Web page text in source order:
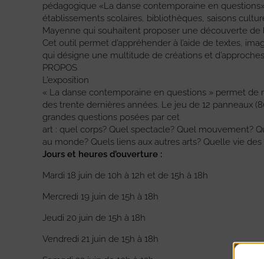
pédagogique «La danse contemporaine en questions»
établissements scolaires, bibliothèques, saisons
Mayenne qui souhaitent proposer une découverte
Cet outil permet d’appréhender à l’aide de textes,
qui désigne une multitude de créations et
PROPOS
L’exposition
« La danse contemporaine en questions » permet
des trente dernières années. Le jeu de 12 panneaux
grandes questions posées par cet
art : quel corps? Quel spectacle? Quel mouvement?
au monde? Quels liens aux autres arts? Quelle vie
Jours et heures d’ouverture :
Mardi 18 juin de 10h à 12h et de 15h à 18h
Mercredi 19 juin de 15h à 18h
Jeudi 20 juin de 15h à 18h
Vendredi 21 juin de 15h à 18h